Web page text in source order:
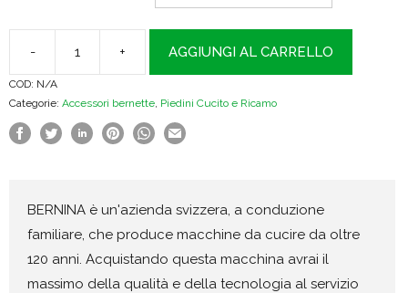
-
overlock
quantità
+ AGGIUNGI AL CARRELLO
COD: N/A
Categorie: Accessori bernette, Piedini Cucito e Ricamo
BERNINA è un'azienda svizzera, a conduzione
familiare, che produce macchine da cucire da oltre
120 anni. Acquistando questa macchina avrai il
massimo della qualità e della tecnologia al servizio